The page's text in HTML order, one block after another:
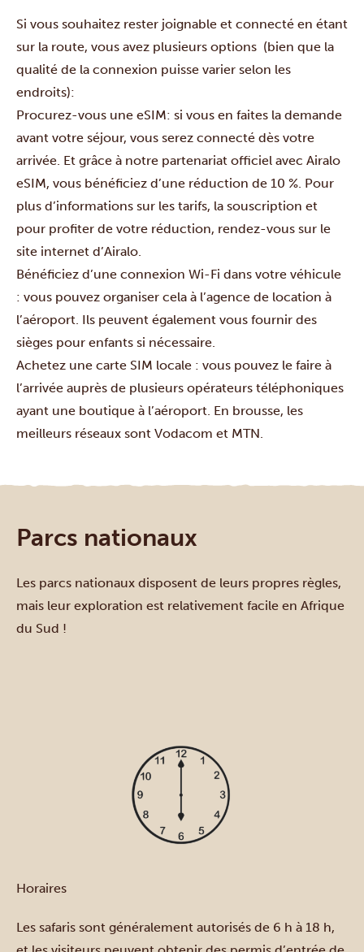
Si vous souhaitez rester joignable et connecté en étant
sur la route, vous avez plusieurs options (bien que la
qualité de la connexion puisse varier selon les
endroits):
Procurez-vous une eSIM: si vous en faites la demande
avant votre séjour, vous serez connecté dès votre
arrivée. Et grâce à notre partenariat officiel avec Airalo
eSIM, vous bénéficiez d’une réduction de 10 %. Pour
plus d’informations sur les tarifs, la souscription et
pour profiter de votre réduction, rendez-vous sur le
site internet d’Airalo.
Bénéficiez d’une connexion Wi-Fi dans votre véhicule
: vous pouvez organiser cela à l’agence de location à
l’aéroport. Ils peuvent également vous fournir des
sièges pour enfants si nécessaire.
Achetez une carte SIM locale : vous pouvez le faire à
l’arrivée auprès de plusieurs opérateurs téléphoniques
ayant une boutique à l’aéroport. En brousse, les
meilleurs réseaux sont Vodacom et MTN.
Parcs nationaux
Les parcs nationaux disposent de leurs propres règles,
mais leur exploration est relativement facile en Afrique
du Sud !
Horaires
Les safaris sont généralement autorisés de 6 h à 18 h,